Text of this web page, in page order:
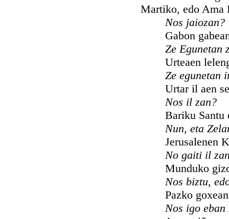
Martiko, edo Ama
Nos jaiozan?
Gabon gabean
Ze Egunetan
Urteaen
Ze egunetan
Urtar il aen
Nos il zan?
Bariku Santu
Nun, eta
Jerusalenen
No gaiti il
Munduko
Nos biztu,
Pazko
Nos igo